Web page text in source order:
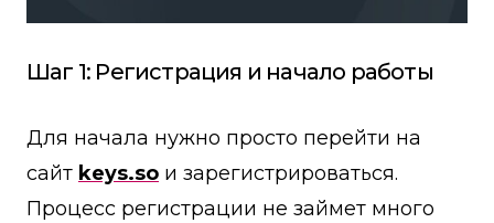
Шаг 1: Регистрация и начало работы
Для начала нужно просто перейти на
сайт keys.so и зарегистрироваться.
Процесс регистрации не займет много